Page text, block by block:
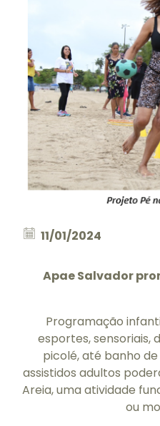
11/01/2024
Apae Salvador
Programação
esportes, sensoriais,
picolé, até banho
assistidos adultos
Areia, uma atividade
ou